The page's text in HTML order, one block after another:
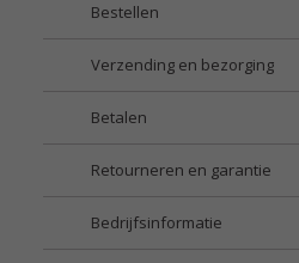
Bestellen
Verzending en bezorging
Betalen
Retourneren en garantie
Bedrijfsinformatie